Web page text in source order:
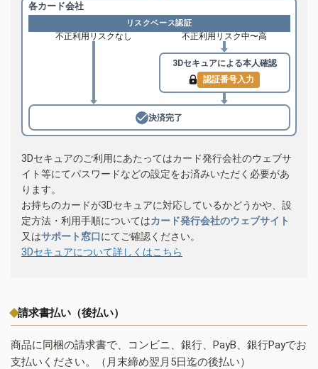
各カード会社
リスクベース認証
不正利用リスクなし 不正利用リスク中〜高
3Dセキュアによる本人確認
認証番号入力
決済完了
3Dセキュアのご利用にあたってはカード発行会社のウェブサ
イト等にてパスワードなどの設定をお済みいただく必要があ
ります。
お持ちのカードが3Dセキュアに対応しているかどうかや、設
定方法・利用手順についてはカード発行会社のウェブサイト
又はサポート窓口にてご確認ください。
3Dセキュアについて詳しくはこちら
請求書払い（後払い）
商品に同梱の請求書で、コンビニ、銀行、PayB、銀行Payでお
支払いください。（月末締め翌月5日迄の後払い）